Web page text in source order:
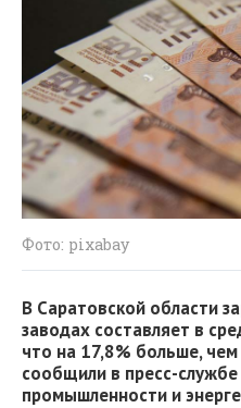
Фото: pixabay
В Саратовской области
заводах составляет в
что на 17,8% больше,
сообщили в пресс-
промышленности и